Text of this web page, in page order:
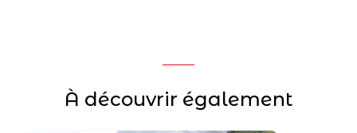
À découvrir également